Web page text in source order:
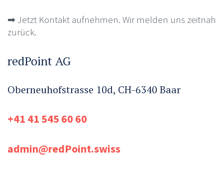
➡ Jetzt Kontakt aufnehmen. Wir melden uns zeitnah
zurück.
redPoint AG
Oberneuhofstrasse 10d, CH-6340 Baar
+41 41 545 60 60
admin@redPoint.swiss